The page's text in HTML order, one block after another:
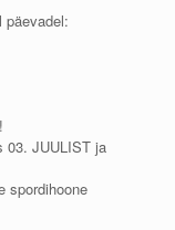
päevadel:
03. JUULIST ja
spordihoone